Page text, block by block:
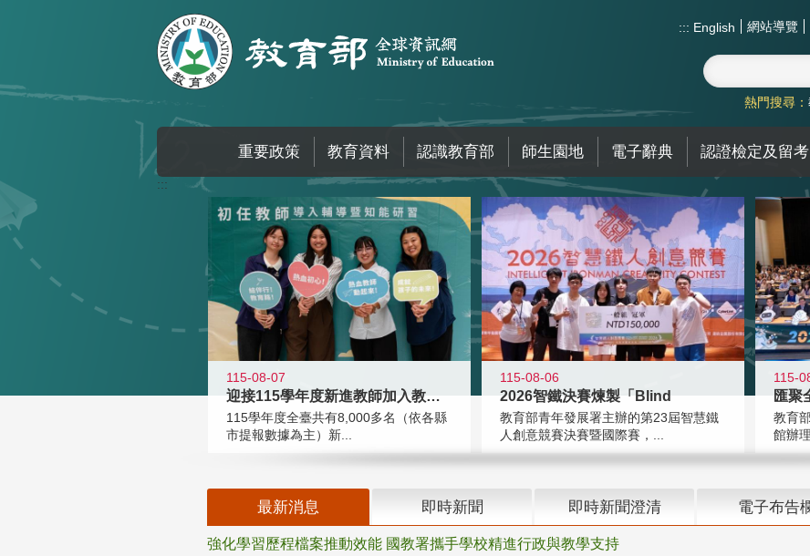
::: English 網站導覽
熱門搜尋：
重要政策 教育資料 認識教育部 師生園地 電子辭典 認證檢定及留考
:::
115-08-07
迎接115學年度新進教師加入教育現
115學年度全臺共有8,000多名（依各縣
市提報數據為主）新...
115-08-06
2026智鐵決賽煉製「Blind
教育部青年發展署主辦的第23屆智慧鐵
人創意競賽決賽暨國際賽，...
115-
匯聚
教育
館辦
最新消息 即時新聞 即時新聞澄清 電子布告
強化學習歷程檔案推動效能 國教署攜手學校精進行政與教學支持